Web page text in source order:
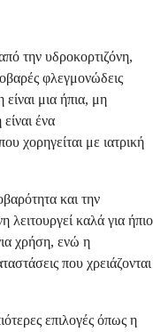
την υδροκορτιζόνη,
φλεγμονώδεις
μια ήπια, μη
ένα
χορηγείται με ιατρική
και την
λειτουργεί καλά για ήπιο
χρήση, ενώ η
που χρειάζονται
επιλογές όπως η